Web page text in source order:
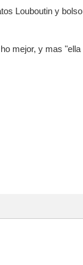
Louboutin y bolso
mejor, y mas